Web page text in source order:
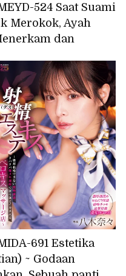
524 Saat Suami
Merokok, Ayah
dan
691 Estetika
~ Godaan